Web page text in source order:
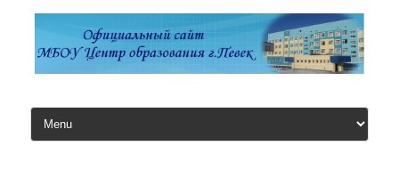
содержимому